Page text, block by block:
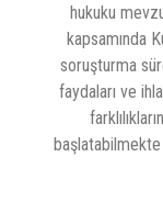
hukuku
kapsamında
soruşturma
faydaları ve
başlatabilmekte